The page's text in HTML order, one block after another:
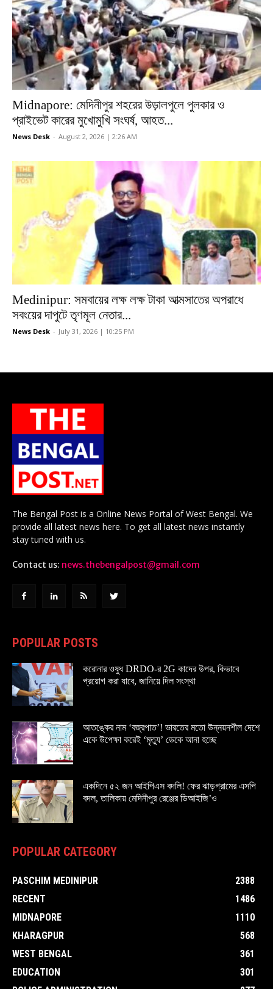
Midnapore: মেদিনীপুর শহরের উড়ালপুলে পুলকার ও
প্রাইভেট কারের মুখোমুখি সংঘর্ষ, আহত...
News Desk - August 2, 2026 | 2:26 AM
Medinipur: সমবায়ের লক্ষ লক্ষ টাকা আত্মসাতের অপরাধে
সবংয়ের দাপুটে তৃণমূল নেতার...
News Desk - July 31, 2026 | 10:25 PM
The Bengal Post is a Online News Portal of West Bengal. We
provide all latest news here. To get all latest news instantly
stay tuned with us.
Contact us: news.thebengalpost@gmail.com
POPULAR POSTS
করোনার ওষুধ DRDO-র 2G কাদের উপর, কিভাবে
প্রয়োগ করা যাবে, জানিয়ে দিল সংস্থা
আতঙ্কের নাম ‘বজ্রপাত’! ভারতের মতো উন্নয়নশীল দেশে
একে উপেক্ষা করেই ‘মৃত্যু’ ডেকে আনা হচ্ছে
একদিনে ৫২ জন আইপিএস বদলি! ফের ঝাড়গ্রামের এসপি
বদল, তালিকায় মেদিনীপুর রেঞ্জের ডিআইজি’ও
POPULAR CATEGORY
PASCHIM MEDINIPUR
2388
RECENT
1486
MIDNAPORE
1110
KHARAGPUR
568
WEST BENGAL
361
EDUCATION
301